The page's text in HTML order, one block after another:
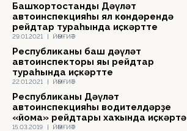
29.01.2021 | ЙӘМҒИӘТ
Башҡортостандың Дәүләт
автоинспекцияһы ял көндәрендә
рейдтар тураһында иҫкәртте
22.01.2021 | ЙӘМҒИӘТ
Республиканың баш дәүләт
автоинспекторы яңы рейдтар
тураһында иҫкәртте
15.03.2019 | ЙӘМҒИӘТ
Республиканың Дәүләт
автоинспекцияһы водителдәрҙе
«йома» рейдтары хаҡында иҫкәртә